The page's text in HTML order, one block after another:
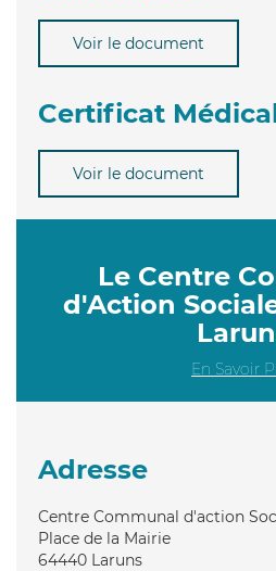
Voir le document
Certificat
Voir le document
Le Centre
d'Action
En Savoir
Adresse
Centre Communal d'action
Place de la Mairie
64440 Laruns